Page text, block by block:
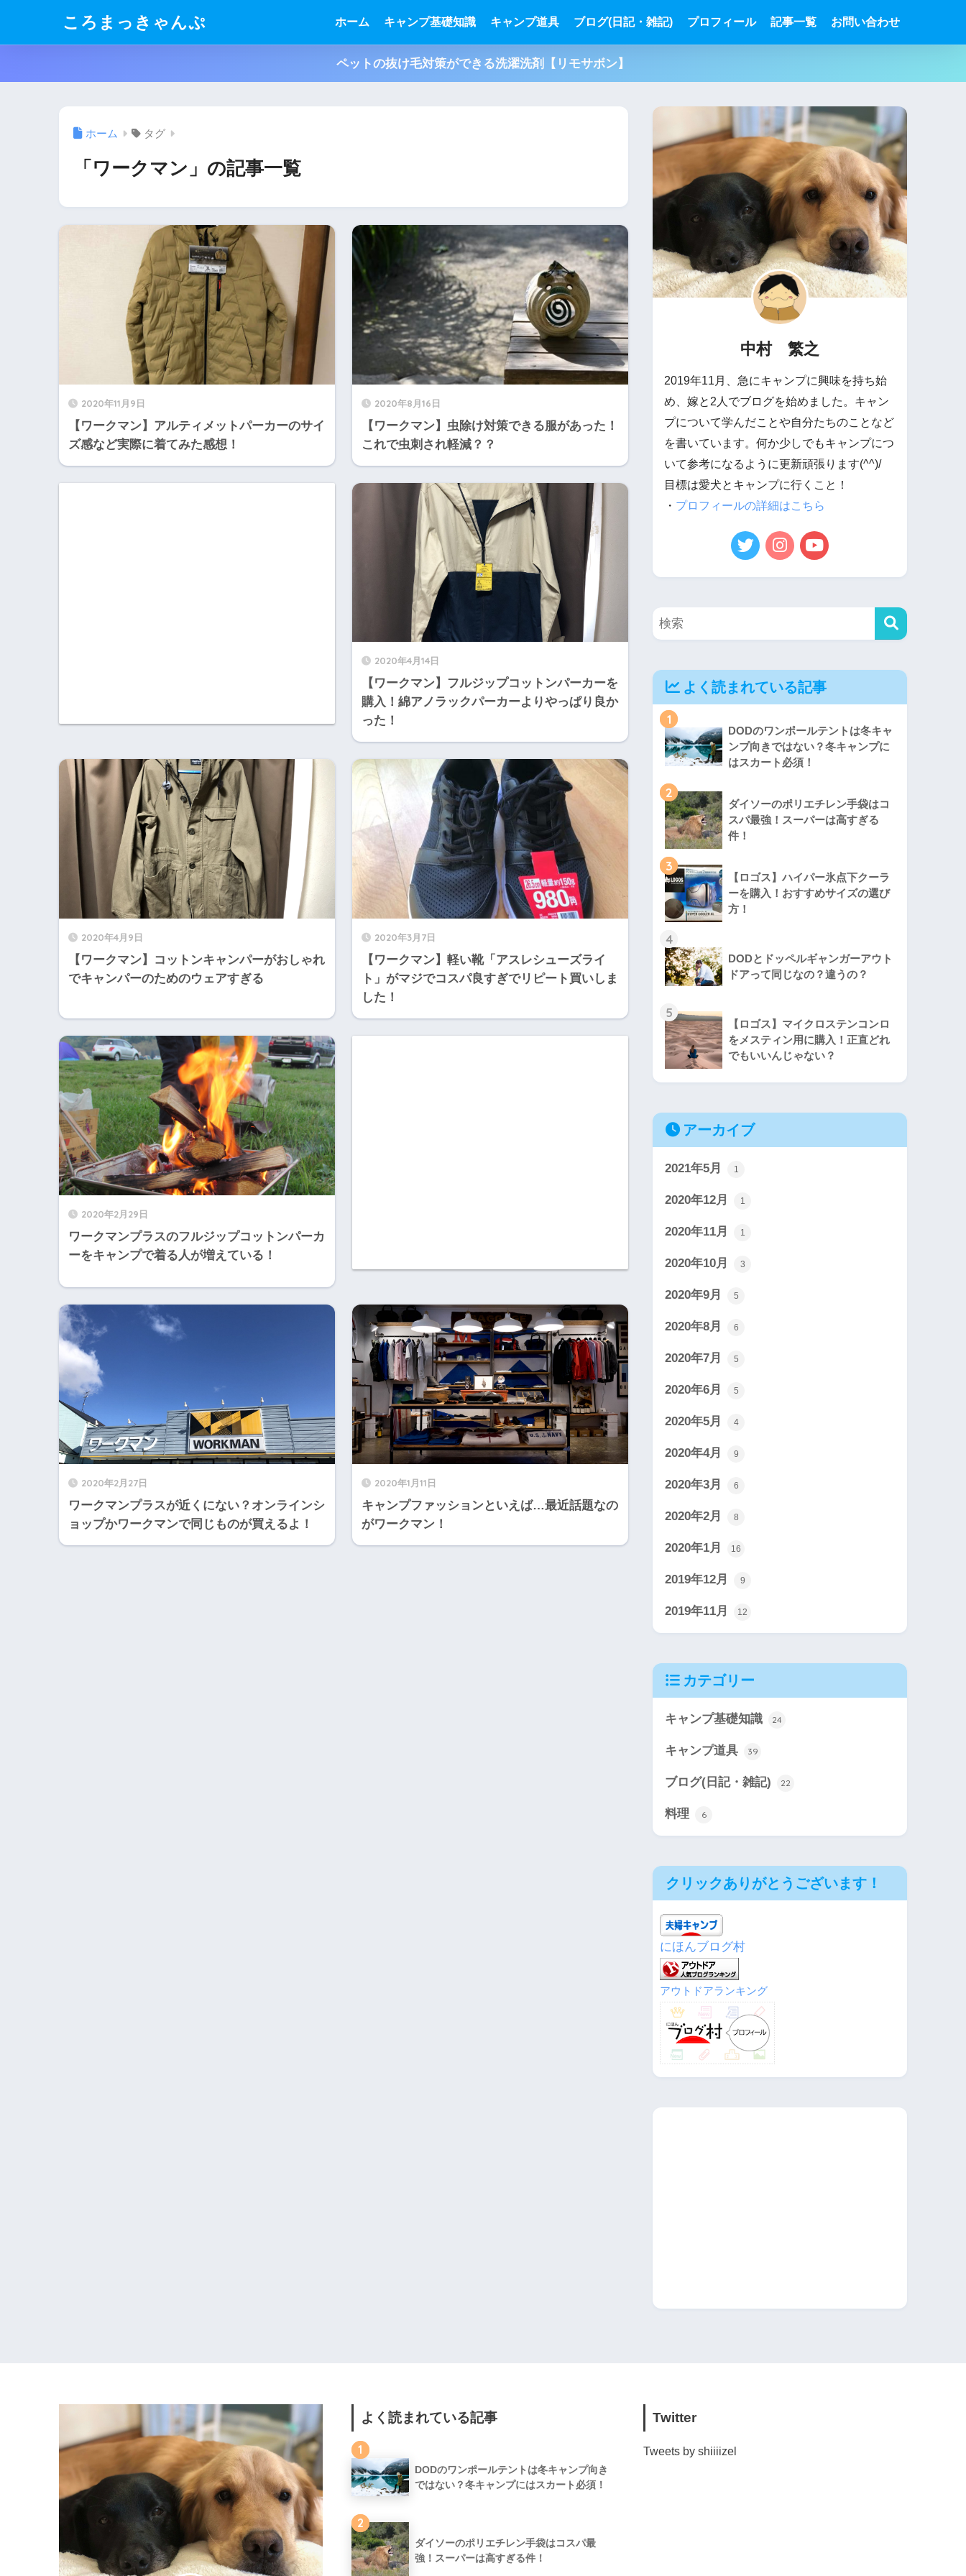
ころまっきゃんぷ ホーム キャンプ基礎知識 キャンプ道具 ブログ(日記・雑記) プロフィール 記事一覧 お問い合わせ
ペットの抜け毛対策ができる洗濯洗剤【リモサボン】
ホーム タグ
「ワークマン」の記事一覧
2020年11月9日
【ワークマン】アルティメットパーカーのサイ
ズ感など実際に着てみた感想！
2020年8月16日
【ワークマン】虫除け対策できる服があった！
これで虫刺され軽減？？
2020年4月14日
【ワークマン】フルジップコットンパーカーを
購入！綿アノラックパーカーよりやっぱり良か
った！
2020年4月9日
【ワークマン】コットンキャンパーがおしゃれ
でキャンパーのためのウェアすぎる
2020年3月7日
【ワークマン】軽い靴「アスレシューズライ
ト」がマジでコスパ良すぎでリピート買いしま
した！
2020年2月29日
ワークマンプラスのフルジップコットンパーカ
ーをキャンプで着る人が増えている！
2020年2月27日
ワークマンプラスが近くにない？オンラインシ
ョップかワークマンで同じものが買えるよ！
2020年1月11日
キャンプファッションといえば…最近話題なの
がワークマン！
中村 繁之
2019年11月、急にキャンプに興味を持ち始
め、嫁と2人でブログを始めました。キャン
プについて学んだことや自分たちのことなど
を書いています。何か少しでもキャンプにつ
いて参考になるように更新頑張ります(^^)/
目標は愛犬とキャンプに行くこと！
・ プロフィールの詳細はこちら
よく読まれている記事
1
DODのワンポールテントは冬キャ
ンプ向きではない？冬キャンプに
はスカート必須！
2
ダイソーのポリエチレン手袋はコ
スパ最強！スーパーは高すぎる
件！
3
【ロゴス】ハイパー氷点下クーラ
ーを購入！おすすめサイズの選び
方！
4
DODとドッペルギャンガーアウト
ドアって同じなの？違うの？
5
【ロゴス】マイクロステンコンロ
をメスティン用に購入！正直どれ
でもいいんじゃない？
アーカイブ
2021年5月 1
2020年12月 1
2020年11月 1
2020年10月 3
2020年9月 5
2020年8月 6
2020年7月 5
2020年6月 5
2020年5月 4
2020年4月 9
2020年3月 6
2020年2月 8
2020年1月 16
2019年12月 9
2019年11月 12
カテゴリー
キャンプ基礎知識 24
キャンプ道具 39
ブログ(日記・雑記) 22
料理 6
クリックありがとうございます！
にほんブログ村
アウトドアランキング
よく読まれている記事
1
DODのワンポールテントは冬キャンプ向き
ではない？冬キャンプにはスカート必須！
2
ダイソーのポリエチレン手袋はコスパ最
強！スーパーは高すぎる件！
Twitter
Tweets by shiiiizel